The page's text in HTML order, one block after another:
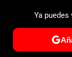
ESPECIALES
Ya